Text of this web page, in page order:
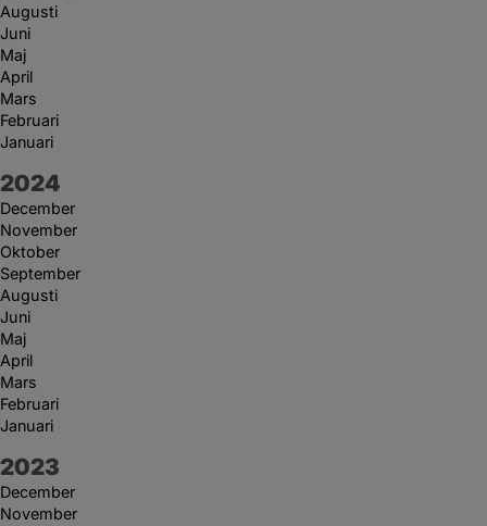
Augusti
Juni
Maj
April
Mars
Februari
Januari
År:
2024
December
November
Oktober
September
Augusti
Juni
Maj
April
Mars
Februari
Januari
År:
2023
December
November